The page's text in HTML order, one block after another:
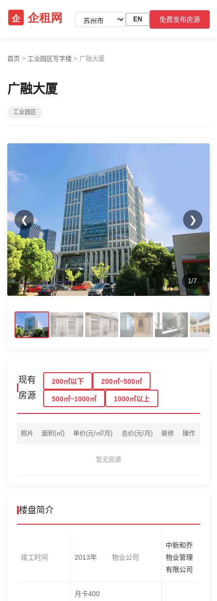
▼ EN 免费发布房源
首页 > 工业园区写字楼 > 广融大厦
广融大厦
工业园区
❮ ❯
1/7
现有
房源
200㎡以下 200㎡~500㎡
500㎡~1000㎡ 1000㎡以上
照片 面积(㎡) 单价(元/㎡/月) 总价(元/月) 装修 操作
暂无房源
楼盘简介
竣工时间 2013年 物业公司
中新和乔
物业管理
有限公司
月卡400